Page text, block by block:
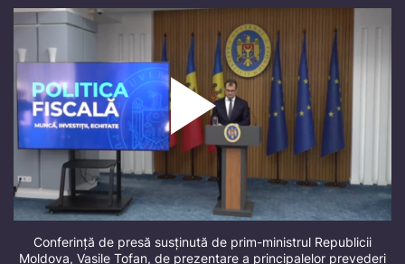
Conferință de presă susținută de prim-ministrul Republicii
Moldova, Vasile Tofan, de prezentare a principalelor prevederi